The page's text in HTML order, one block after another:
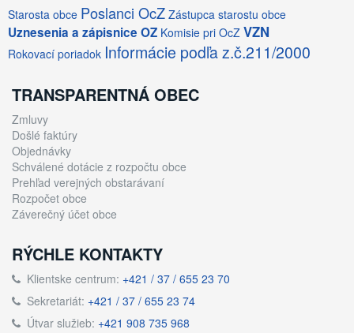
Starosta obce Poslanci OcZ Zástupca starostu obce
Uznesenia a zápisnice OZ Komisie pri OcZ VZN
Rokovací poriadok Informácie podľa z.č.211/2000
TRANSPARENTNÁ OBEC
Zmluvy
Došlé faktúry
Objednávky
Schválené dotácie z rozpočtu obce
Prehľad verejných obstarávaní
Rozpočet obce
Záverečný účet obce
RÝCHLE KONTAKTY
Klientske centrum: +421 / 37 / 655 23 70
Sekretariát: +421 / 37 / 655 23 74
Útvar služieb: +421 908 735 968